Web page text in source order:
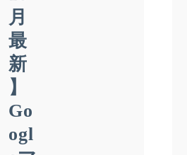
月
最
新
】
Go
ogl